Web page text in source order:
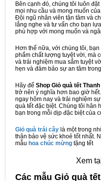
Bên cạnh đó, chúng tôi luôn
mọi nhu cầu và mong muốn
Đội ngũ nhân viên tận tâm và
lắng nghe và tư vấn cho bạn
phù hợp với mong muốn và
Hơn thế nữa, với chúng tôi,
phẩm chất lượng tuyệt vời, mà
và trải nghiệm mua sắm tuyệt
hẹn và đảm bảo sự an tâm
Hãy để Shop Giỏ quà tết
trở nên ý nghĩa hơn bao giờ
ngay hôm nay và trải nghiệm
quà tết đặc biệt. Chúng tôi hân
bạn trong mỗi dịp đặc biệt của
Giỏ quà trái cây là một trong
thân bảo vệ sức khoẻ tốt nhất.
mẫu hoa chúc mừng tặng tết
Xem
Các mẫu Giỏ quà